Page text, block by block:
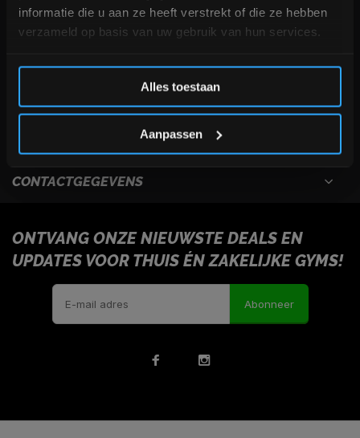
informatie die u aan ze heeft verstrekt of die ze hebben
verzameld op basis van uw gebruik van hun services.
Alles toestaan
Aanpassen
CONTACTGEGEVENS
ONTVANG ONZE NIEUWSTE DEALS EN
UPDATES VOOR THUIS ÉN ZAKELIJKE GYMS!
Abonneer
Inschrijven
*Verzendkosten vallen buiten de korting